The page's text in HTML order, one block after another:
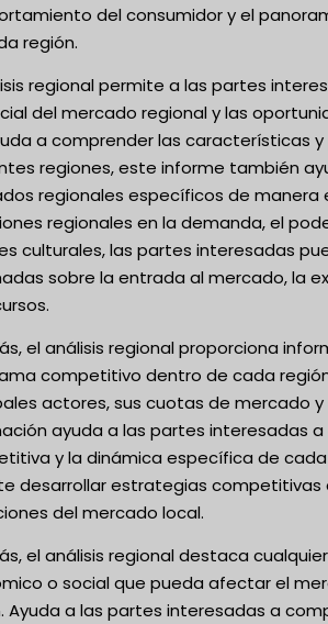
del consumidor y el
región.
regional permite a las partes
del mercado regional y las
a comprender las características
regiones, este informe también
regionales específicos de manera
regionales en la demanda, el
culturales, las partes interesadas
sobre la entrada al mercado, la
el análisis regional proporciona
competitivo dentro de cada
actores, sus cuotas de mercado
ayuda a las partes interesadas
y la dinámica específica de cada
desarrollar estrategias competitivas
del mercado local.
el análisis regional destaca
o social que pueda afectar el
Ayuda a las partes interesadas a